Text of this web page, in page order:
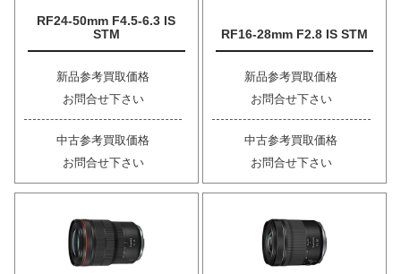
RF24-50mm F4.5-6.3 IS
STM
新品参考買取価格
お問合せ下さい
中古参考買取価格
お問合せ下さい
RF16-28mm F2.8 IS STM
新品参考買取価格
お問合せ下さい
中古参考買取価格
お問合せ下さい